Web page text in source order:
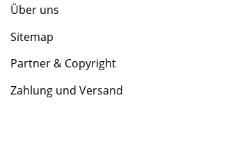
Über uns
Sitemap
Partner & Copyright
Zahlung und Versand